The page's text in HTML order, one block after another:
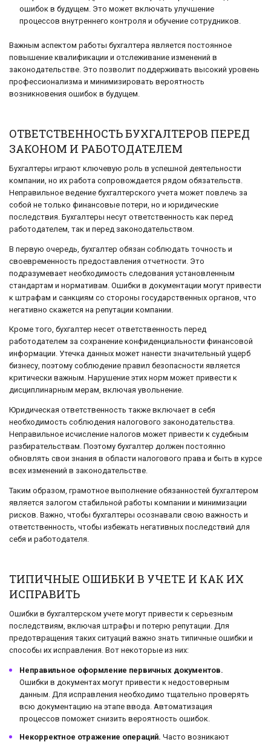
ошибок в будущем. Это может включать улучшение
процессов внутреннего контроля и обучение сотрудников.
Важным аспектом работы бухгалтера является постоянное
повышение квалификации и отслеживание изменений в
законодательстве. Это позволит поддерживать высокий уровень
профессионализма и минимизировать вероятность
возникновения ошибок в будущем.
ОТВЕТСТВЕННОСТЬ БУХГАЛТЕРОВ ПЕРЕД
ЗАКОНОМ И РАБОТОДАТЕЛЕМ
Бухгалтеры играют ключевую роль в успешной деятельности
компании, но их работа сопровождается рядом обязательств.
Неправильное ведение бухгалтерского учета может повлечь за
собой не только финансовые потери, но и юридические
последствия. Бухгалтеры несут ответственность как перед
работодателем, так и перед законодательством.
В первую очередь, бухгалтер обязан соблюдать точность и
своевременность предоставления отчетности. Это
подразумевает необходимость следования установленным
стандартам и нормативам. Ошибки в документации могут привести
к штрафам и санкциям со стороны государственных органов, что
негативно скажется на репутации компании.
Кроме того, бухгалтер несет ответственность перед
работодателем за сохранение конфиденциальности финансовой
информации. Утечка данных может нанести значительный ущерб
бизнесу, поэтому соблюдение правил безопасности является
критически важным. Нарушение этих норм может привести к
дисциплинарным мерам, включая увольнение.
Юридическая ответственность также включает в себя
необходимость соблюдения налогового законодательства.
Неправильное исчисление налогов может привести к судебным
разбирательствам. Поэтому бухгалтер должен постоянно
обновлять свои знания в области налогового права и быть в курсе
всех изменений в законодательстве.
Таким образом, грамотное выполнение обязанностей бухгалтером
является залогом стабильной работы компании и минимизации
рисков. Важно, чтобы бухгалтеры осознавали свою важность и
ответственность, чтобы избежать негативных последствий для
себя и работодателя.
ТИПИЧНЫЕ ОШИБКИ В УЧЕТЕ И КАК ИХ
ИСПРАВИТЬ
Ошибки в бухгалтерском учете могут привести к серьезным
последствиям, включая штрафы и потерю репутации. Для
предотвращения таких ситуаций важно знать типичные ошибки и
способы их исправления. Вот некоторые из них:
Неправильное оформление первичных документов.
Ошибки в документах могут привести к недостоверным
данным. Для исправления необходимо тщательно проверять
всю документацию на этапе ввода. Автоматизация
процессов поможет снизить вероятность ошибок.
Некорректное отражение операций. Часто возникают